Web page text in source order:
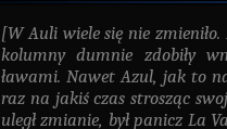
[W Auli wiele się nie
kolumny dumnie zdobiły
ławami. Nawet Azul, jak to
raz na jakiś czas strosząc
uległ zmianie, był panicz La